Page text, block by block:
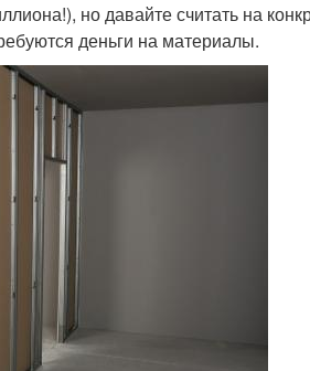
но давайте считать на
деньги на материалы.